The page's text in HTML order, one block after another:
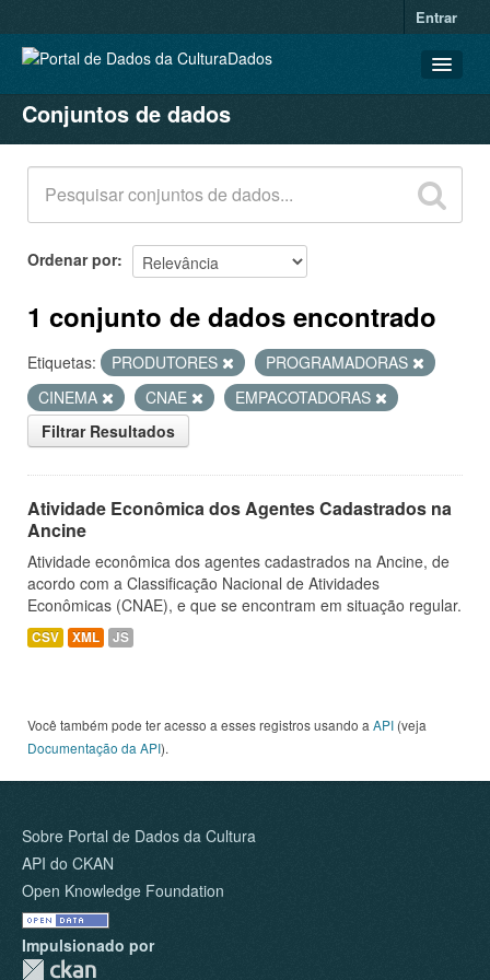
Entrar
CONJUNTOS DE DADOS
ORGANIZAÇÕES
GRUPOS
SOBRE
Conjuntos de dados
Ordenar por
1 conjunto de dados encontrado
Etiquetas: PRODUTORES
PROGRAMADORAS
CINEMA
CNAE
EMPACOTADORAS
Filtrar Resultados
Atividade Econômica dos Agentes Cadastrados na
Ancine
Atividade econômica dos agentes cadastrados na Ancine, de
acordo com a Classificação Nacional de Atividades
Econômicas (CNAE), e que se encontram em situação regular.
CSV XML JS
Você também pode ter acesso a esses registros usando a API (veja
Documentação da API).
Sobre Portal de Dados da Cultura
API do CKAN
Open Knowledge Foundation
Impulsionado por